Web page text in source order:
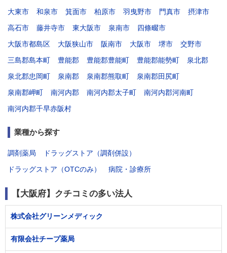
大東市
和泉市 箕面市 柏原市 羽曳野市 門真市
摂津市
高石市
藤井寺市 東大阪市 泉南市
四條畷市
大阪市都島区
大阪狭山市 阪南市 大阪市 堺市
交野市
三島郡島本町
豊能郡 豊能郡豊能町 豊能郡能勢町
泉北郡
泉北郡忠岡町
泉南郡 泉南郡熊取町
泉南郡田尻町
泉南郡岬町
南河内郡 南河内郡太子町
南河内郡河南町
南河内郡千早赤阪村
業種から探す
調剤薬局
ドラッグストア（調剤併設）
ドラッグストア（OTCのみ）
病院・診療所
【大阪府】クチコミの多い法人
株式会社グリーンメディック
有限会社チープ薬局